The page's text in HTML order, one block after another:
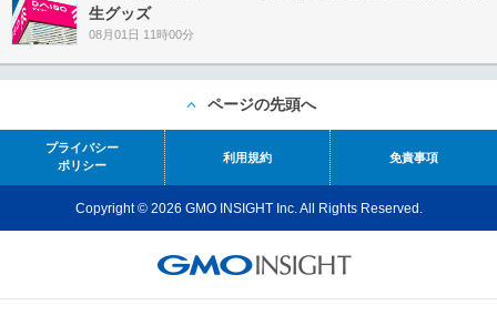
生グッズ
08月01日 11時00分
ページの先頭へ
プライバシー
ポリシー
利用規約 免責事項
Copyright © 2026 GMO INSIGHT Inc. All Rights Reserved.